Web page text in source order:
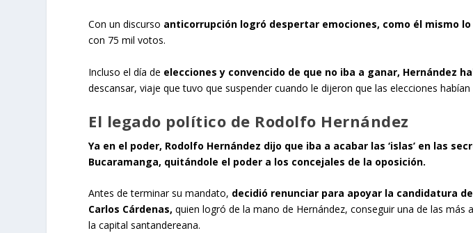
Con un discurso anticorrupción logró despertar emociones, como él mismo lo
con 75 mil votos.
Incluso el día de elecciones y convencido de que no iba a ganar, Hernández
descansar, viaje que tuvo que suspender cuando le dijeron que las elecciones
El legado político de Rodolfo Hernández
Ya en el poder, Rodolfo Hernández dijo que iba a acabar las ‘islas’ en las
Bucaramanga, quitándole el poder a los concejales de la oposición.
Antes de terminar su mandato, decidió renunciar para apoyar la candidatura
Carlos Cárdenas,quien logró de la mano de Hernández, conseguir una de las más
la capital santandereana.